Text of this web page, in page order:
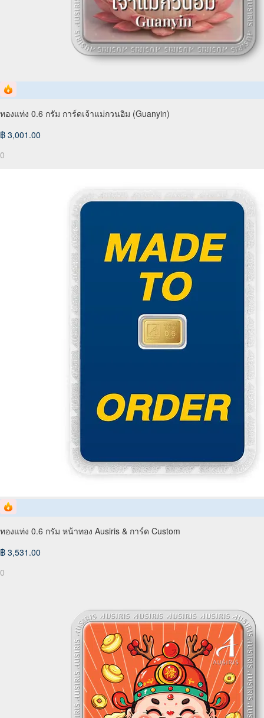
ทองแท่ง 0.6 กรัม การ์ดเจ้าแม่กวนอิม (Guanyin)
฿ 3,001.00
0
ทองแท่ง 0.6 กรัม หน้าทอง Ausiris & การ์ด Custom
฿ 3,531.00
0